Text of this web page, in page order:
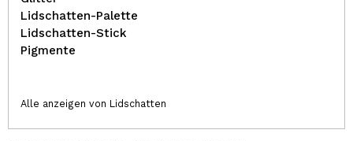
Lidschatten-Palette
Lidschatten-Stick
Pigmente
Alle anzeigen von Lidschatten